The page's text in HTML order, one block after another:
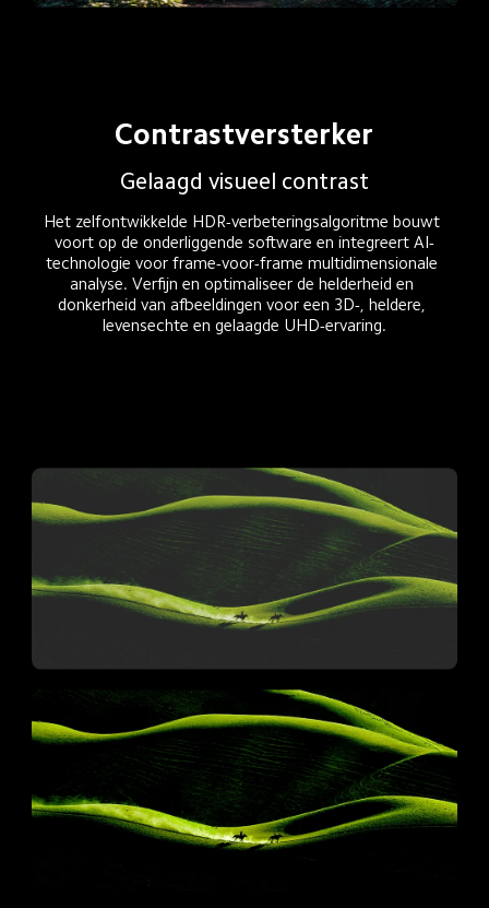
Contrastversterker
Gelaagd visueel contrast
Het zelfontwikkelde HDR-verbeteringsalgoritme bouwt
voort op de onderliggende software en integreert AI-
technologie voor frame-voor-frame multidimensionale
analyse. Verfijn en optimaliseer de helderheid en
donkerheid van afbeeldingen voor een 3D-, heldere,
levensechte en gelaagde UHD-ervaring.